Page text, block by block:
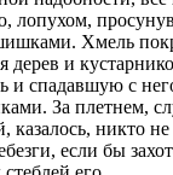
лопухом,
Хмель
дерев и
и спадавшую с
За плетнем,
казалось, никто
если бы